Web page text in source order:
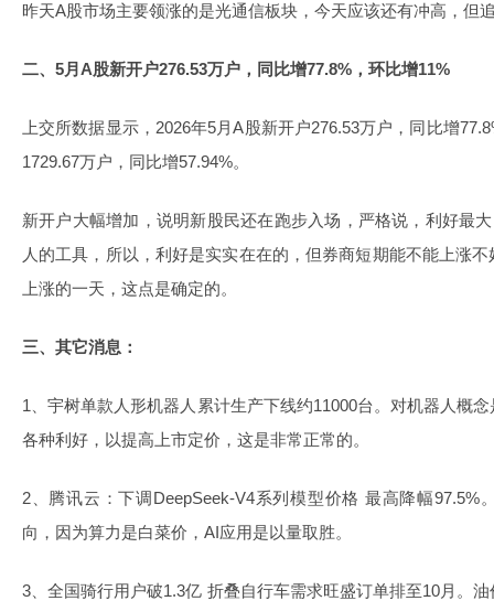
昨天A股市场主要领涨的是光通信板块，今天应该还有冲高，但
二、5月A股新开户276.53万户，同比增77.8%，环比增11%
上交所数据显示，2026年5月A股新开户276.53万户，同比增
1729.67万户，同比增57.94%。
新开户大幅增加，说明新股民还在跑步入场，严格说，利好最
人的工具，所以，利好是实实在在的，但券商短期能不能上涨
上涨的一天，这点是确定的。
三、其它消息：
1、宇树单款人形机器人累计生产下线约11000台。对机器人概
各种利好，以提高上市定价，这是非常正常的。
2、腾讯云：下调DeepSeek-V4系列模型价格 最高降幅97.5%
向，因为算力是白菜价，AI应用是以量取胜。
3、全国骑行用户破1.3亿 折叠自行车需求旺盛订单排至10月。